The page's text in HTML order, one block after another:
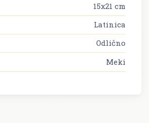
15x21 cm
Latinica
Odlično
Meki